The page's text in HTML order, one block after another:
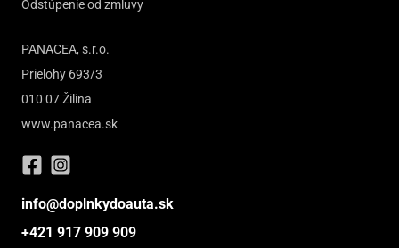
Odstúpenie od zmluvy
PANACEA, s.r.o.
Prielohy 693/3
010 07 Žilina
www.panacea.sk
info@doplnkydoauta.sk
+421 917 909 909